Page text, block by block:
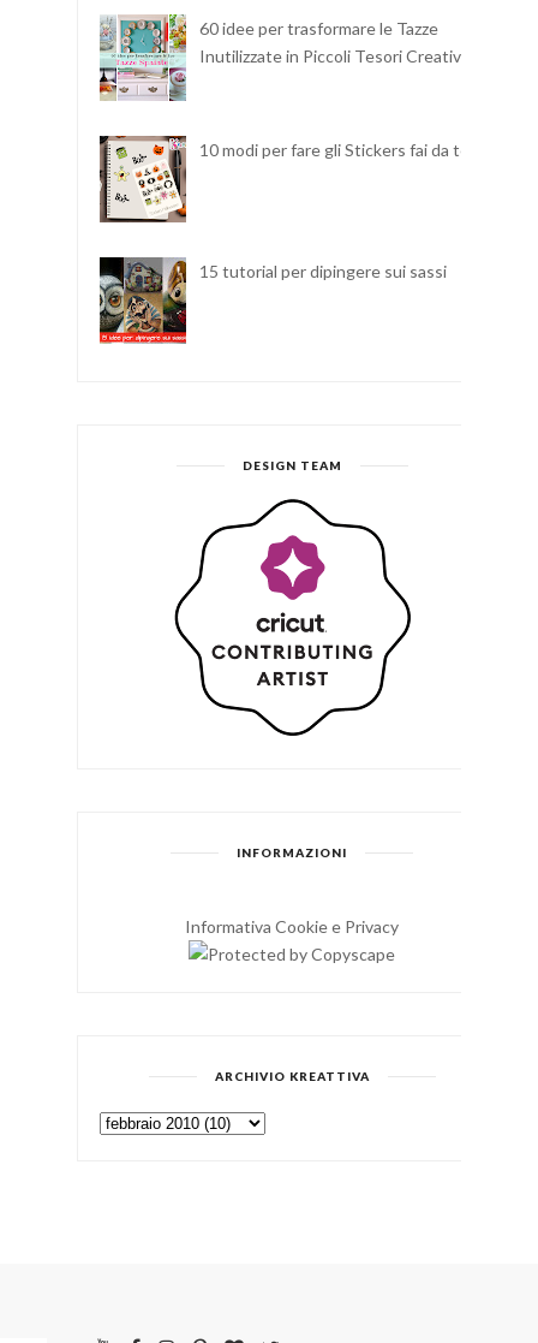
60 idee per trasformare le Tazze
Inutilizzate in Piccoli Tesori Creativi
10 modi per fare gli Stickers fai da te
15 tutorial per dipingere sui sassi
DESIGN TEAM
INFORMAZIONI
Informativa Cookie e Privacy
ARCHIVIO KREATTIVA